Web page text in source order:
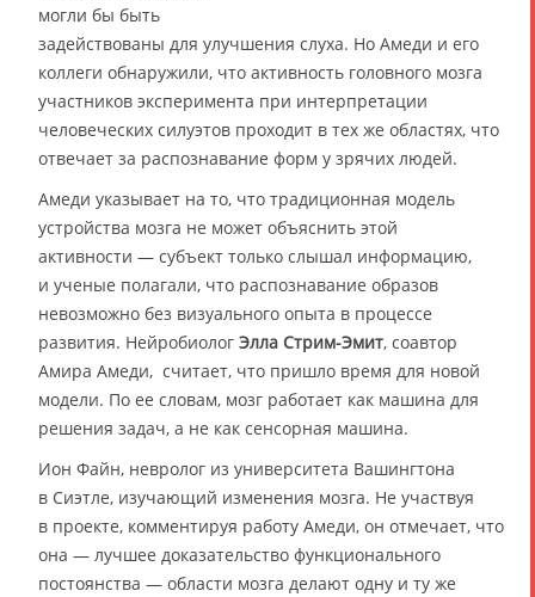
могли бы быть
задействованы для улучшения слуха. Но Амеди и его
коллеги обнаружили, что активность головного мозга
участников эксперимента при интерпретации
человеческих силуэтов проходит в тех же областях, что
отвечает за распознавание форм у зрячих людей.
Амеди указывает на то, что традиционная модель
устройства мозга не может объяснить этой
активности — субъект только слышал информацию,
и ученые полагали, что распознавание образов
невозможно без визуального опыта в процессе
развития. Нейробиолог Элла Стрим-Эмит, соавтор
Амира Амеди, считает, что пришло время для новой
модели. По ее словам, мозг работает как машина для
решения задач, а не как сенсорная машина.
Ион Файн, невролог из университета Вашингтона
в Сиэтле, изучающий изменения мозга. Не участвуя
в проекте, комментируя работу Амеди, он отмечает, что
она — лучшее доказательство функционального
постоянства — области мозга делают одну и ту же